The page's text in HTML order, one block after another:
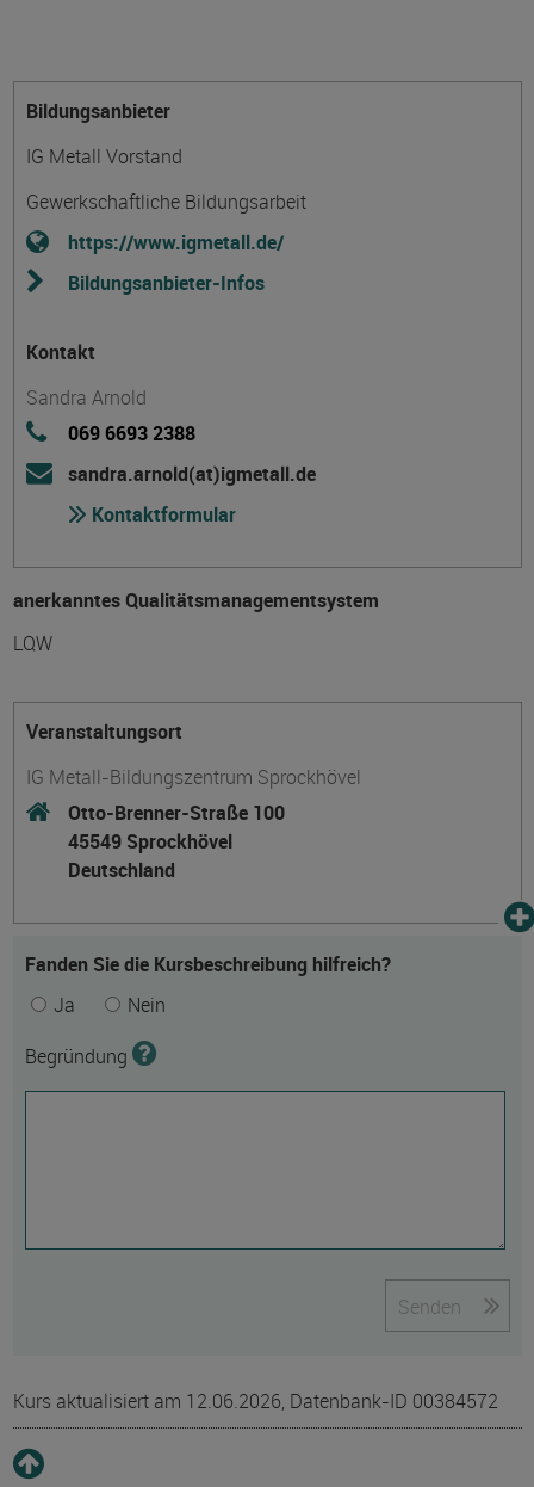
Bildungsanbieter
IG Metall Vorstand
Gewerkschaftliche Bildungsarbeit
https://www.igmetall.de/
Bildungsanbieter-Infos
Kontakt
Sandra Arnold
069 6693 2388
sandra.arnold(at)igmetall.de
Kontaktformular
anerkanntes Qualitätsmanagementsystem
LQW
Veranstaltungsort
IG Metall-Bildungszentrum Sprockhövel
Otto-Brenner-Straße 100
45549 Sprockhövel
Deutschland
Fanden Sie die Kursbeschreibung hilfreich?
Ja
Nein
Begründung
Senden
Kurs aktualisiert am 12.06.2026, Datenbank-ID 00384572